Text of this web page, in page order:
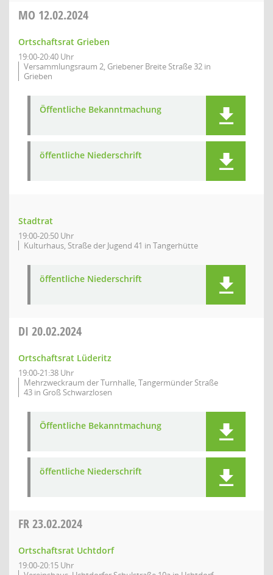
MO 12.02.2024
Ortschaftsrat Grieben
19:00-20:40 Uhr
Versammlungsraum 2, Griebener Breite Straße 32 in
Grieben
Öffentliche Bekanntmachung
öffentliche Niederschrift
Stadtrat
19:00-20:50 Uhr
Kulturhaus, Straße der Jugend 41 in Tangerhütte
öffentliche Niederschrift
DI 20.02.2024
Ortschaftsrat Lüderitz
19:00-21:38 Uhr
Mehrzweckraum der Turnhalle, Tangermünder Straße
43 in Groß Schwarzlosen
Öffentliche Bekanntmachung
öffentliche Niederschrift
FR23.02.2024
Ortschaftsrat Uchtdorf
19:00-20:15 Uhr